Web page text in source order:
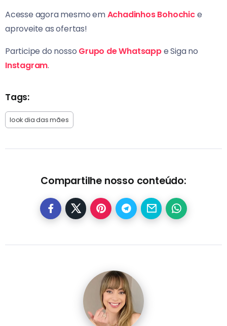
Acesse agora mesmo emAchadinhos Bohochice
aproveite as ofertas!
Participe do nosso Grupo de Whatsappe Siga no
Instagram.
Tags:
look dia das mães
Compartilhe nosso conteúdo: